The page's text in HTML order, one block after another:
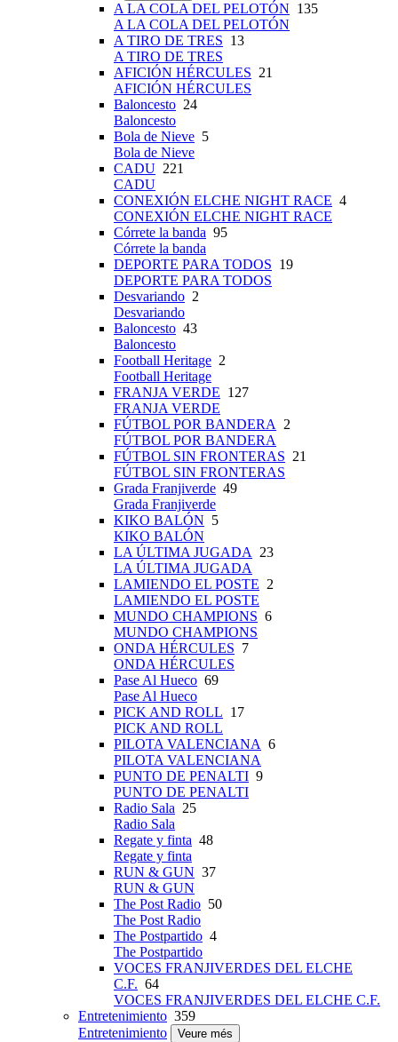
A LA COLA DEL PELOTÓN 135
A LA COLA DEL PELOTÓN
A TIRO DE TRES 13
A TIRO DE TRES
AFICIÓN HÉRCULES 21
AFICIÓN HÉRCULES
Baloncesto 24
Baloncesto
Bola de Nieve 5
Bola de Nieve
CADU 221
CADU
CONEXIÓN ELCHE NIGHT RACE 4
CONEXIÓN ELCHE NIGHT RACE
Córrete la banda 95
Córrete la banda
DEPORTE PARA TODOS 19
DEPORTE PARA TODOS
Desvariando 2
Desvariando
Baloncesto 43
Baloncesto
Football Heritage 2
Football Heritage
FRANJA VERDE 127
FRANJA VERDE
FÚTBOL POR BANDERA
2
FÚTBOL POR BANDERA
FÚTBOL SIN FRONTERAS 21
FÚTBOL SIN FRONTERAS
Grada Franjiverde 49
Grada Franjiverde
KIKO BALÓN 5
KIKO BALÓN
LA ÚLTIMA JUGADA
23
LA ÚLTIMA JUGADA
LAMIENDO EL POSTE 2
LAMIENDO EL POSTE
MUNDO CHAMPIONS 6
MUNDO CHAMPIONS
ONDA HÉRCULES 7
ONDA HÉRCULES
Pase Al Hueco 69
Pase Al Hueco
PICK AND ROLL 17
PICK AND ROLL
PILOTA VALENCIANA 6
PILOTA VALENCIANA
PUNTO DE PENALTI 9
PUNTO DE PENALTI
Radio Sala 25
Radio Sala
Regate y finta 48
Regate y finta
RUN & GUN 37
RUN & GUN
The Post Radio 50
The Post Radio
The Postpartido 4
The Postpartido
VOCES FRANJIVERDES DEL ELCHE
C.F. 64
VOCES FRANJIVERDES DEL ELCHE C.F.
Entretenimiento 359
Entretenimiento
Veure més